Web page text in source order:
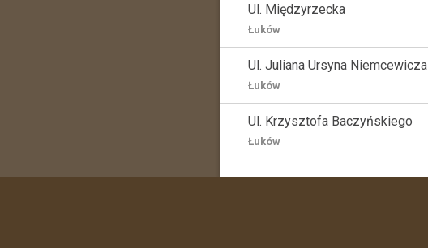
Ul. Międzyrzecka
Łuków
Ul. Juliana Ursyna Niemcewicza
Łuków
Ul. Krzysztofa Baczyńskiego
Łuków